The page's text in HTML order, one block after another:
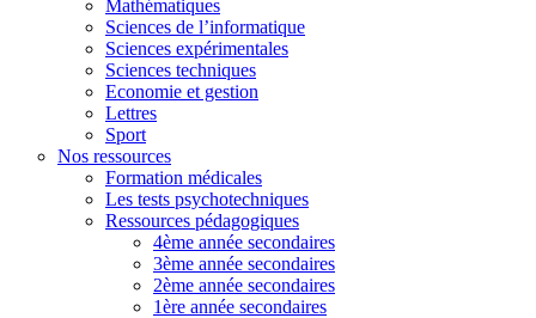
Mathématiques
Sciences de l’informatique
Sciences expérimentales
Sciences techniques
Economie et gestion
Lettres
Sport
Nos ressources
Formation médicales
Les tests psychotechniques
Ressources pédagogiques
4ème année secondaires
3ème année secondaires
2ème année secondaires
1ère année secondaires